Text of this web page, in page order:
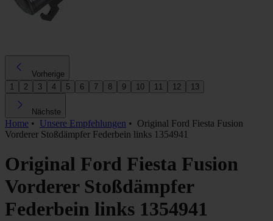
Vorherige
1
2 3 4 5 6 7 8 9 10 11 12 13
Nächste
Home • Unsere Empfehlungen • Original Ford Fiesta Fusion
Vorderer Stoßdämpfer Federbein links 1354941
Original Ford Fiesta Fusion
Vorderer Stoßdämpfer
Federbein links 1354941